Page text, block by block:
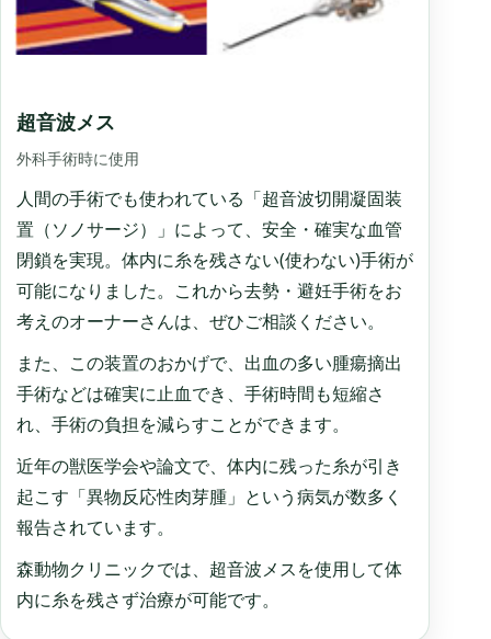
超音波メス
外科手術時に使用
人間の手術でも使われている「超音波切開凝固装
置（ソノサージ）」によって、安全・確実な血管
閉鎖を実現。体内に糸を残さない(使わない)手術が
可能になりました。これから去勢・避妊手術をお
考えのオーナーさんは、ぜひご相談ください。
また、この装置のおかげで、出血の多い腫瘍摘出
手術などは確実に止血でき、手術時間も短縮さ
れ、手術の負担を減らすことができます。
近年の獣医学会や論文で、体内に残った糸が引き
起こす「異物反応性肉芽腫」という病気が数多く
報告されています。
森動物クリニックでは、超音波メスを使用して体
内に糸を残さず治療が可能です。